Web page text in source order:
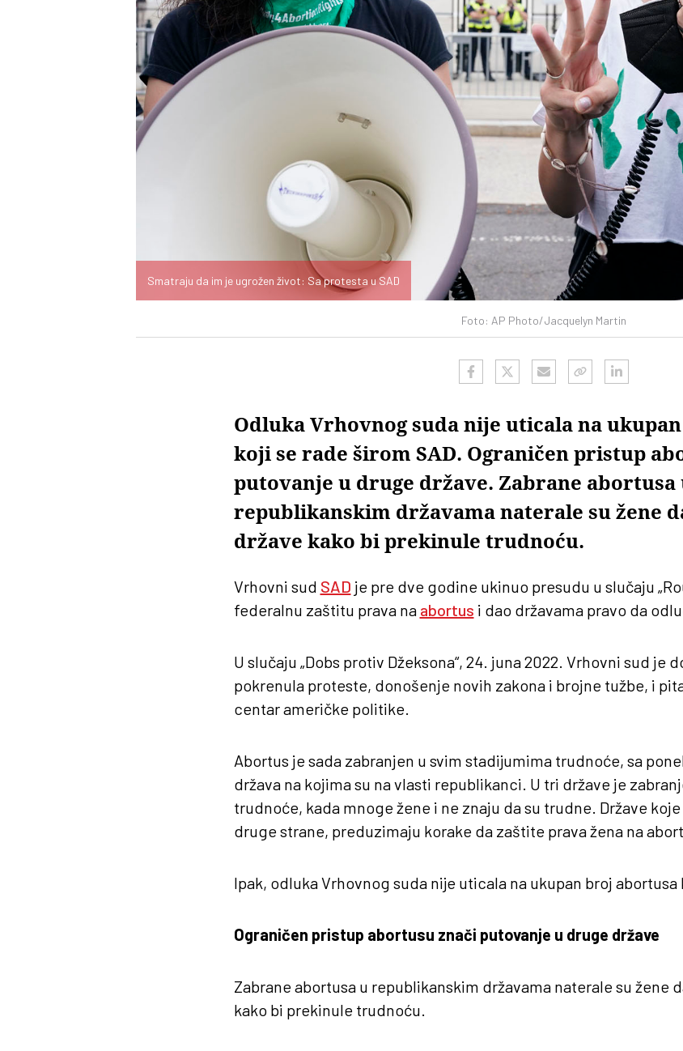
Foto: AP Photo/Jacquelyn Martin
Smatraju da im je ugrožen život: Sa protesta u SAD
Odluka Vrhovnog suda nije uticala na
koji se rade širom SAD. Ograničen pristup
putovanje u druge države. Zabrane abortusa
republikanskim državama naterale su žene
države kako bi prekinule trudnoću.
Vrhovni sud SAD je pre dve godine ukinuo presudu u slučaju
federalnu zaštitu prava na abortus i dao državama pravo da
U slučaju „Dobs protiv Džeksona“, 24. juna 2022. Vrhovni sud je
pokrenula proteste, donošenje novih zakona i brojne tužbe, i
centar američke politike.
Abortus je sada zabranjen u svim stadijumima trudnoće, sa
država na kojima su na vlasti republikanci. U tri države je
trudnoće, kada mnoge žene i ne znaju da su trudne. Države
druge strane, preduzimaju korake da zaštite prava žena na
Ipak, odluka Vrhovnog suda nije uticala na ukupan broj abortusa
Ograničen pristup abortusu znači putovanje u druge države
Zabrane abortusa u republikanskim državama naterale su žene
kako bi prekinule trudnoću.